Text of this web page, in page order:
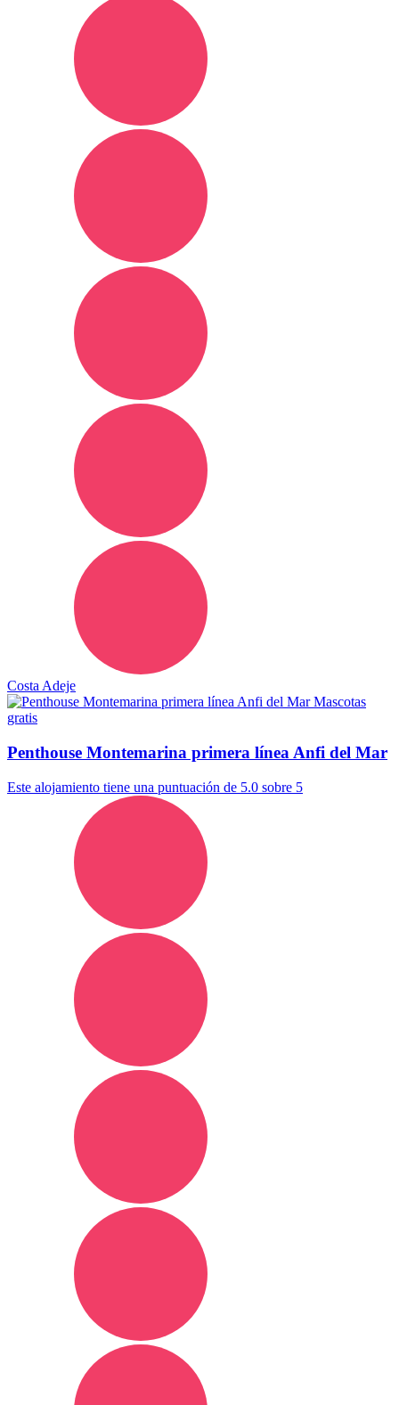
Costa Adeje
Mascotas
gratis
Penthouse Montemarina primera línea Anfi del Mar
Este alojamiento tiene una puntuación de 5.0 sobre 5